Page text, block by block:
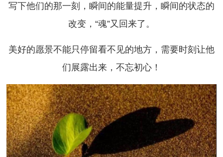
写下他们的那一刻，瞬间的能量提升，瞬间的状态的
改变，“魂”又回来了。
美好的愿景不能只停留看不见的地方，需要时刻让他
们展露出来，不忘初心！